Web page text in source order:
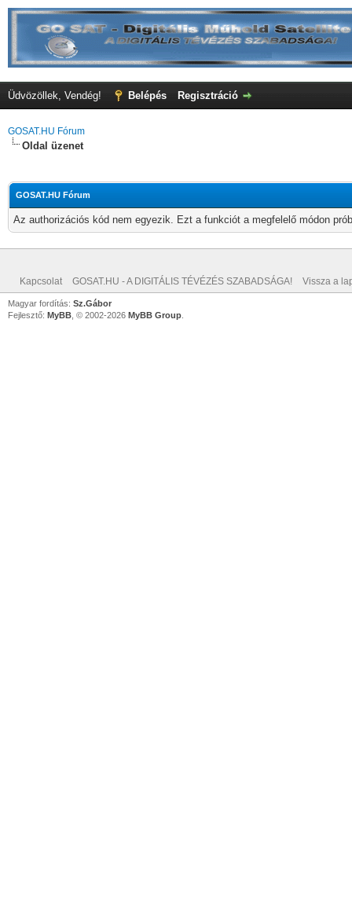
Üdvözöllek, Vendég! Belépés Regisztráció
GOSAT.HU Fórum
Oldal üzenet
GOSAT.HU Fórum
Az authorizációs kód nem egyezik. Ezt a funkciót a megfelelő módon
Kapcsolat GOSAT.HU - A DIGITÁLIS TÉVÉZÉS SZABADSÁGA! Vissza a
Magyar fordítás: Sz.Gábor
Fejlesztő: MyBB , © 2002-2026 MyBB Group